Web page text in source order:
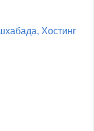
Хостинг